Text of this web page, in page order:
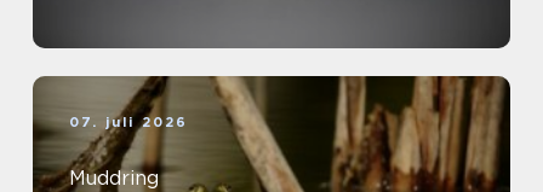
07. juli 2026
Muddring